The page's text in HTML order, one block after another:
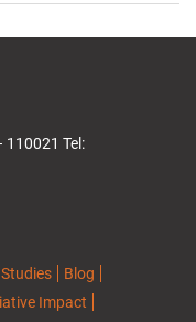
110021 Tel:
Studies
Blog
Impact